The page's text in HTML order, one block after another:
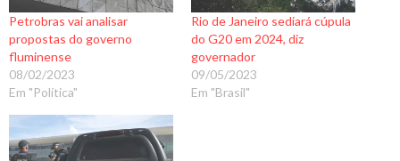
Petrobras vai analisar
propostas do governo
fluminense
08/02/2023
Em "Política"
Rio de Janeiro sediará cúpula
do G20 em 2024, diz
governador
09/05/2023
Em "Brasil"